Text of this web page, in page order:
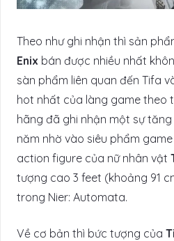
Theo như ghi nhận thì sản
Enix bán được nhiều nhất
sàn phẩm liên quan đến Tifa
hot nhất của làng game theo
hãng đã ghi nhận một sự
năm nhờ vào siêu phẩm
action figure của nữ nhân vật
tượng cao 3 feet (khoảng 91
trong Nier: Automata.
Về cơ bản thì bức tượng của